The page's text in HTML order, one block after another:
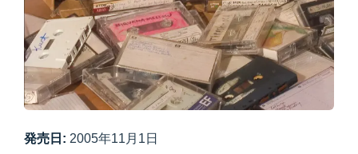
発売日: 2005年11月1日